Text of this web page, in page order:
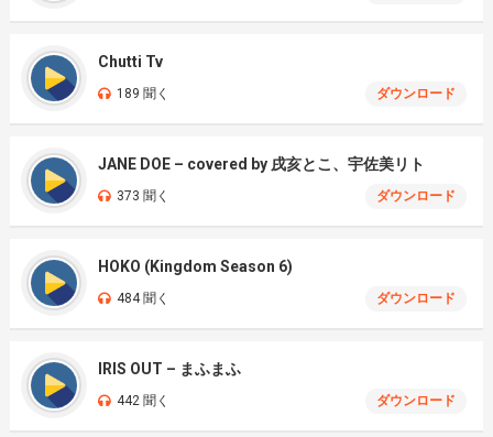
Chutti Tv
189 聞く ダウンロード
JANE DOE – covered by 戌亥とこ、宇佐美リト
373 聞く ダウンロード
HOKO (Kingdom Season 6)
484 聞く ダウンロード
IRIS OUT – まふまふ
442 聞く ダウンロード